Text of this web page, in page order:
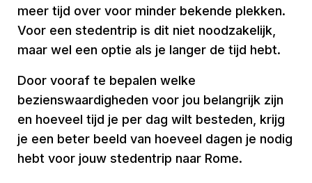
meer tijd over voor minder bekende plekken.
Voor een stedentrip is dit niet noodzakelijk,
maar wel een optie als je langer de tijd hebt.
Door vooraf te bepalen welke
bezienswaardigheden voor jou belangrijk zijn
en hoeveel tijd je per dag wilt besteden, krijg
je een beter beeld van hoeveel dagen je nodig
hebt voor jouw stedentrip naar Rome.